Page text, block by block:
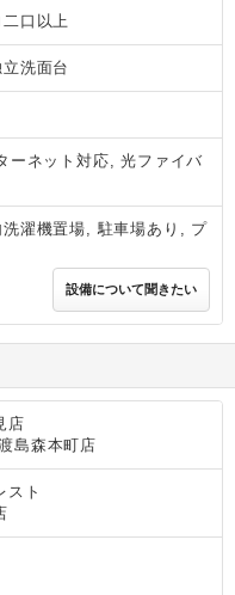
口以上
洗面台
ーネット対応, 光ファイバ
濯機置場, 駐車場あり, プ
設備について聞きたい
店
島森本町店
スト